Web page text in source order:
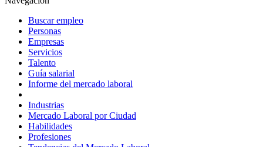
Buscar empleo
Personas
Empresas
Servicios
Talento
Guía salarial
Informe del mercado laboral
Industrias
Mercado Laboral por Ciudad
Habilidades
Profesiones